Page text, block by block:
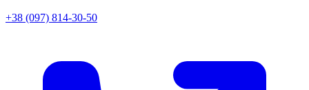
+38 (097) 814-30-50